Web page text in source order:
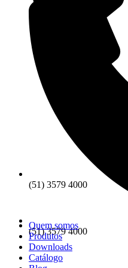
(51) 3579 4000
(51) 3579 4000
Quem somos
Produtos
Downloads
Catálogo